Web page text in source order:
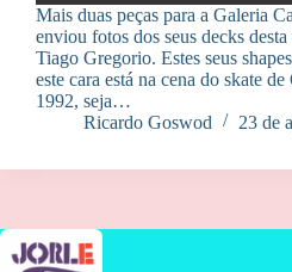
Mais duas peças para a Galeria
enviou fotos dos seus decks
Tiago Gregorio. Estes seus
este cara está na cena do skate
1992, seja…
Ricardo Goswod
23 de